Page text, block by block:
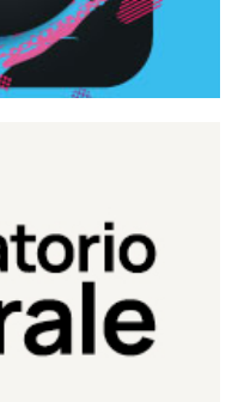
Eduardo de Filippo